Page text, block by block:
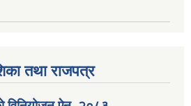
तथा राजपत्र